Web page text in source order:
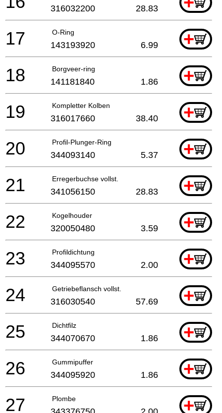
316032200 28.83
O-Ring +
17 143193920 6.99
Borgveer-ring +
18 141181840 1.86
Kompletter Kolben +
19 316017660 38.40
Profil-Plunger-Ring +
20 344093140 5.37
Erregerbuchse vollst. +
21 341056150 28.83
Kogelhouder +
22 320050480 3.59
Profildichtung +
23 344095570 2.00
Getriebeflansch vollst. +
24 316030540 57.69
Dichtfilz +
25 344070670 1.86
Gummipuffer +
26 344095920 1.86
Plombe +
27